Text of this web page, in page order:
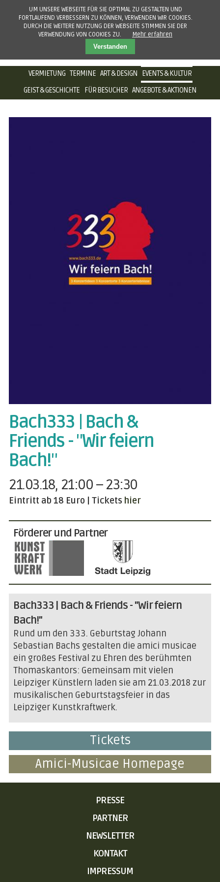
NAVIGATION
ÜBERSPRINGEN
VERMIETUNG TERMINE ART & DESIGN
EVENTS & KULTUR
GEIST & GESCHICHTE
FÜR BESUCHER ANGEBOTE & AKTIONEN
Bach333 | Bach &
Friends - "Wir feiern
Bach!"
21.03.18, 21:00 – 23:30
Eintritt ab 18 Euro | Tickets hier
Förderer und Partner
Bach333 | Bach & Friends - "Wir feiern
Bach!"
Rund um den 333. Geburtstag Johann
Sebastian Bachs gestalten die amici musicae
ein großes Festival zu Ehren des berühmten
Thomaskantors: Gemeinsam mit vielen
Leipziger Künstlern laden sie am 21.03.2018 zur
musikalischen Geburtstagsfeier in das
Leipziger Kunstkraftwerk.
Tickets
Amici-Musicae Homepage
NAVIGATION
PRESSE
PARTNER
NEWSLETTER
KONTAKT
IMPRESSUM
UM UNSERE WEBSEITE FÜR SIE OPTIMAL ZU GESTALTEN UND
FORTLAUFEND VERBESSERN ZU KÖNNEN, VERWENDEN WIR COOKIES.
DURCH DIE WEITERE NUTZUNG DER WEBSEITE STIMMEN SIE DER
VERWENDUNG VON COOKIES ZU.
Mehr erfahren
Verstanden